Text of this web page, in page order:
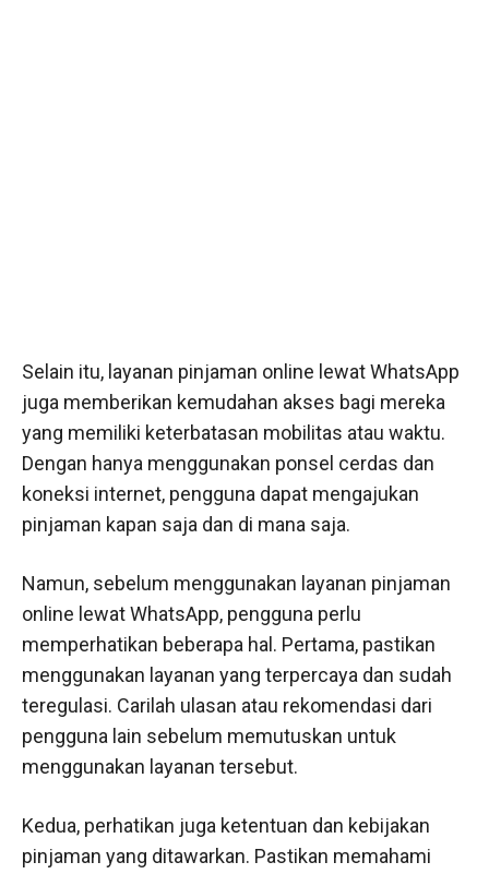
Selain itu, layanan pinjaman online lewat WhatsApp
juga memberikan kemudahan akses bagi mereka
yang memiliki keterbatasan mobilitas atau waktu.
Dengan hanya menggunakan ponsel cerdas dan
koneksi internet, pengguna dapat mengajukan
pinjaman kapan saja dan di mana saja.
Namun, sebelum menggunakan layanan pinjaman
online lewat WhatsApp, pengguna perlu
memperhatikan beberapa hal. Pertama, pastikan
menggunakan layanan yang terpercaya dan sudah
teregulasi. Carilah ulasan atau rekomendasi dari
pengguna lain sebelum memutuskan untuk
menggunakan layanan tersebut.
Kedua, perhatikan juga ketentuan dan kebijakan
pinjaman yang ditawarkan. Pastikan memahami